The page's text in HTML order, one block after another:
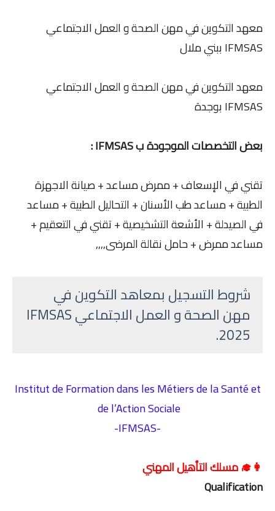
معهد التكوين في مهن الصحة و العمل الاجتماعي
IFMSAS ببني ملال
معهد التكوين في مهن الصحة و العمل الاجتماعي
IFMSAS بوجدة
بعض التخصصات الموجودة ب IFMSAS :
تقني في الإسعاف + ممرض مساعد + صيانة الاجهزة
الطبية + مساعد طب الأسنان + التحاليل الطبية + مساعد
في الصيدلة + الأشعة التشخيصية + تقني في التعقيم +
مساعد ممرض + حامل نقالة المرضى,,,,
شروط التسجيل بمعاهد التكوين في
مهن الصحة و العمل الاجتماعي IFMSAS
2025.
Institut de Formation dans les Métiers de la Santé et
de l’Action Sociale
-IFMSAS-
👩‍🎓 مسلك التأهيل المهني
Qualification